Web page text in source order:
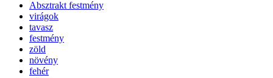
Absztrakt festmény
virágok
tavasz
festmény
zöld
növény
fehér